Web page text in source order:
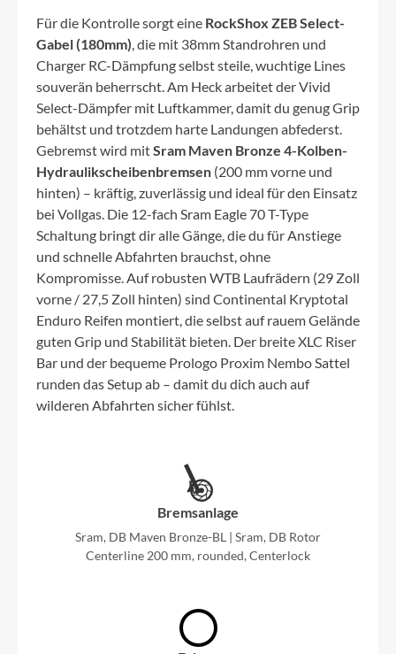
Für die Kontrolle sorgt eine RockShox ZEB Select-
Gabel (180mm), die mit 38mm Standrohren und
Charger RC-Dämpfung selbst steile, wuchtige Lines
souverän beherrscht. Am Heck arbeitet der Vivid
Select-Dämpfer mit Luftkammer, damit du genug Grip
behältst und trotzdem harte Landungen abfederst.
Gebremst wird mitSram Maven Bronze 4-Kolben-
Hydraulikscheibenbremsen (200 mm vorne und
hinten) – kräftig, zuverlässig und ideal für den Einsatz
bei Vollgas. Die 12-fach Sram Eagle 70 T-Type
Schaltung bringt dir alle Gänge, die du für Anstiege
und schnelle Abfahrten brauchst, ohne
Kompromisse. Auf robusten WTB Laufrädern (29 Zoll
vorne / 27,5 Zoll hinten) sind Continental Kryptotal
Enduro Reifen montiert, die selbst auf rauem Gelände
guten Grip und Stabilität bieten. Der breite XLC Riser
Bar und der bequeme Prologo Proxim Nembo Sattel
runden das Setup ab – damit du dich auch auf
wilderen Abfahrten sicher fühlst.
Bremsanlage
Sram, DB Maven Bronze-BL | Sram, DB Rotor
Centerline 200 mm, rounded, Centerlock